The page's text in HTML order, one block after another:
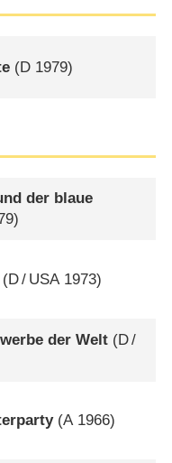
(D 1979)
der blaue
(D/ USA1973)
der Welt (D/
(A1966)